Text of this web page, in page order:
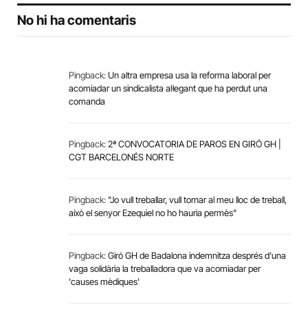
No hi ha comentaris
Pingback:Un altra empresa usa la reforma laboral per
acomiadar un sindicalista al·legant que ha perdut una
comanda
Pingback:2ª CONVOCATORIA DE PAROS EN GIRÓ GH |
CGT BARCELONÉS NORTE
Pingback: "Jo vull treballar, vull tornar al meu lloc de treball,
això el senyor Ezequiel no ho hauria permès"
Pingback:Giró GH de Badalona indemnitza després d'una
vaga solidària la treballadora que va acomiadar per
'causes mèdiques'